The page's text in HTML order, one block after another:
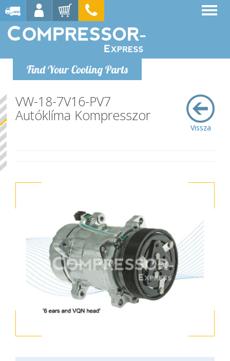
Find Your Cooling Parts
Vissza
VW-18-7V16-PV7
Autóklíma Kompresszor